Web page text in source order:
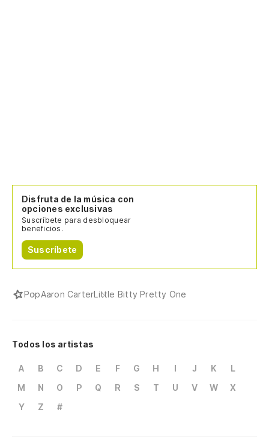
Disfruta de la música con
opciones exclusivas
Suscríbete para desbloquear
beneficios.
Suscríbete
PopAaron CarterLittle Bitty Pretty One
Todos los artistas
A B C D E F G H I J K
L
M
N O P Q R S T U V W
X
Y
Z #